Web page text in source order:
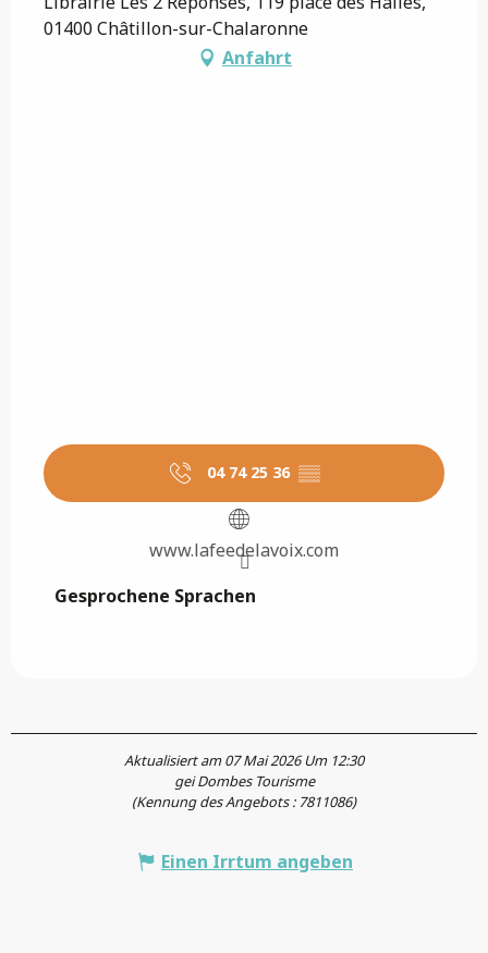
01400 Châtillon-sur-Chalaronne
Anfahrt
04 74 25 36 ▒▒
www.lafeedelavoix.com
Gesprochene Sprachen
Gesprochene Sprachen
Aktualisiert am 07 Mai 2026 Um 12:30
gei Dombes Tourisme
(Kennung des Angebots : 7811086)
Einen Irrtum angeben